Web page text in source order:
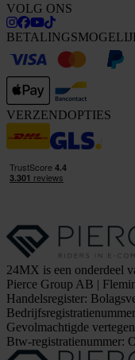
VOLG ONS
VERZENDOPTIES
24MX is een onderdeel
Pierce Group AB |
Handelsregister:
Gevolmachtigde
Btw-registratienummer: